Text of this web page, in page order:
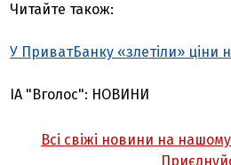
Читайте також:
У ПриватБанку «злетіли» ціни
ІА "Вголос": НОВИНИ
Всі свіжі новини на